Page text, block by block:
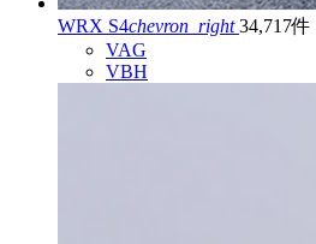
WRX S4chevron_right 34,717件
VAG
VBH